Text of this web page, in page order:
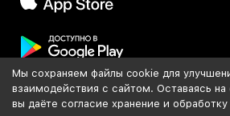
Популярное
Мы сохраняем файлы cookie для
взаимодействия с сайтом. Оставаясь на
вы даёте согласие хранение и